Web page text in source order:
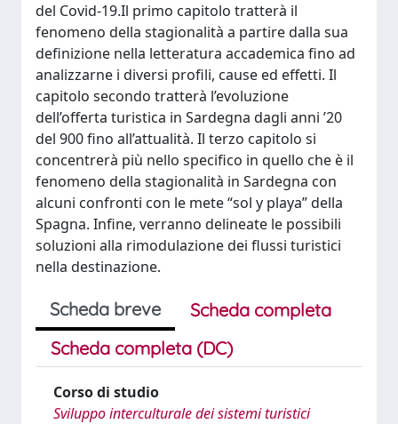
del Covid-19.Il primo capitolo tratterà il
fenomeno della stagionalità a partire dalla sua
definizione nella letteratura accademica fino ad
analizzarne i diversi profili, cause ed effetti. Il
capitolo secondo tratterà l’evoluzione
dell’offerta turistica in Sardegna dagli anni ’20
del 900 fino all’attualità. Il terzo capitolo si
concentrerà più nello specifico in quello che è il
fenomeno della stagionalità in Sardegna con
alcuni confronti con le mete “sol y playa” della
Spagna. Infine, verranno delineate le possibili
soluzioni alla rimodulazione dei flussi turistici
nella destinazione.
Scheda breve
Scheda completa
Scheda completa (DC)
Corso di studio
Sviluppo interculturale dei sistemi turistici